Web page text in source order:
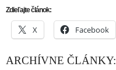
Zdieľajte článok:
X Facebook
ARCHÍVNE ČLÁNKY: